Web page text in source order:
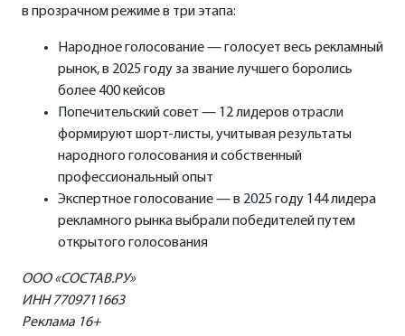
в прозрачном режиме в три этапа:
Народное голосование — голосует весь рекламный
рынок, в 2025 году за звание лучшего боролись
более 400 кейсов
Попечительский совет — 12 лидеров отрасли
формируют шорт-листы, учитывая результаты
народного голосования и собственный
профессиональный опыт
Экспертное голосование — в 2025 году 144 лидера
рекламного рынка выбрали победителей путем
открытого голосования
ООО «СОСТАВ.РУ»
ИНН 7709711663
Реклама 16+